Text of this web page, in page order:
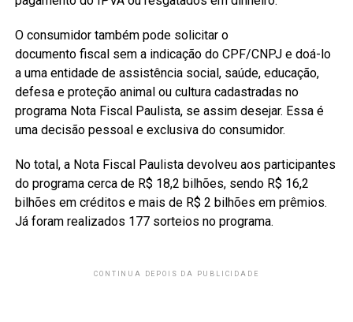
O consumidor também pode solicitar o
documento fiscal sem a indicação do CPF/CNPJ e doá-lo
a uma entidade de assistência social, saúde, educação,
defesa e proteção animal ou cultura cadastradas no
programa Nota Fiscal Paulista, se assim desejar. Essa é
uma decisão pessoal e exclusiva do consumidor.
No total, a Nota Fiscal Paulista devolveu aos participantes
do programa cerca de R$ 18,2 bilhões, sendo R$ 16,2
bilhões em créditos e mais de R$ 2 bilhões em prêmios.
Já foram realizados 177 sorteios no programa.
CONTINUA DEPOIS DA PUBLICIDADE